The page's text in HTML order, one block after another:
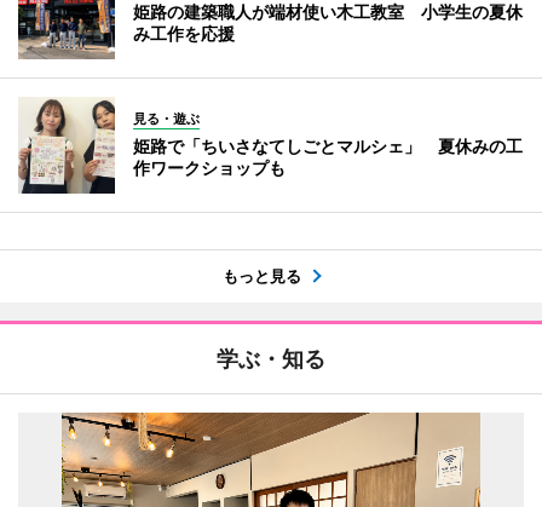
姫路の建築職人が端材使い木工教室 小学生の夏休
み工作を応援
見る・遊ぶ
姫路で「ちいさなてしごとマルシェ」 夏休みの工
作ワークショップも
もっと見る
学ぶ・知る